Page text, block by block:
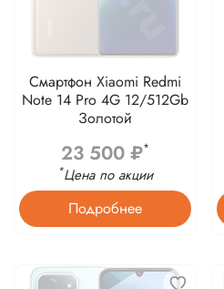
Смартфон Xiaomi Redmi
Note 14 Pro 4G 12/512Gb
Золотой
23 500 ₽*
*Цена по акции
Подробнее